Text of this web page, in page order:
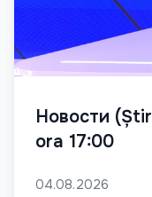
Новости
ora 17:00
04.08.2026